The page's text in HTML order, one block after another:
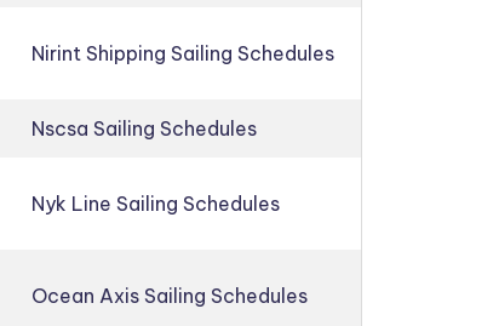
Nirint Shipping Sailing Schedules
Nscsa Sailing Schedules
Nyk Line Sailing Schedules
Ocean Axis Sailing Schedules